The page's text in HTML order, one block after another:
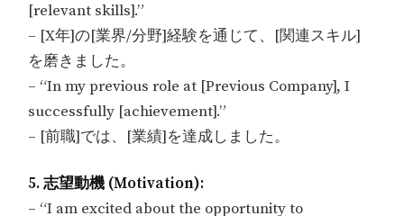
[relevant skills].”
– [X年]の[業界/分野]経験を通じて、[関連スキル]
を磨きました。
– “In my previous role at [Previous Company], I
successfully [achievement].”
– [前職]では、[業績]を達成しました。
5. 志望動機 (Motivation):
– “I am excited about the opportunity to